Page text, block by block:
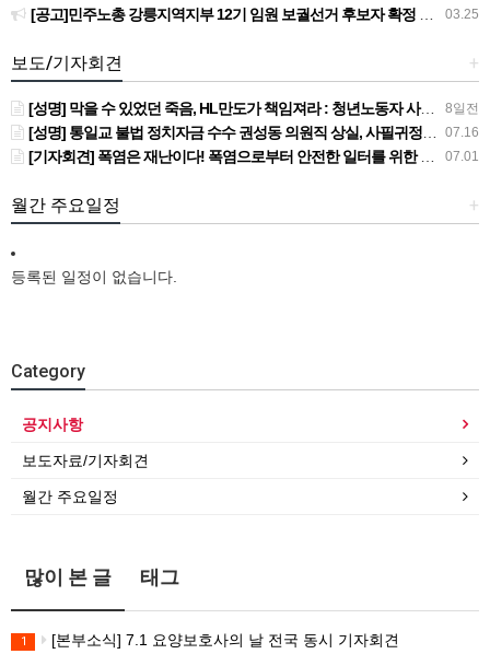
03.25
[공고]민주노총 강릉지역지부 12기 임원 보궐선거 후보자 확정 공고
+
보도/기자회견
8일전
[성명] 막을 수 있었던 죽음, HL만도가 책임져라 : 청년노동자 사망사고의 철저한 진상규명과 재발방지 대책 마련하라
07.16
[성명] 통일교 불법 정치자금 수수 권성동 의원직 상실, 사필귀정이다
07.01
[기자회견] 폭염은 재난이다! 폭염으로부터 안전한 일터를 위한 민주노총 강원지역본부 폭염감시단 선포 기자회견
+
월간 주요일정
등록된 일정이 없습니다.
Category
공지사항
보도자료/기자회견
월간 주요일정
많이 본 글 태그
1 [본부소식] 7.1 요양보호사의 날 전국 동시 기자회견